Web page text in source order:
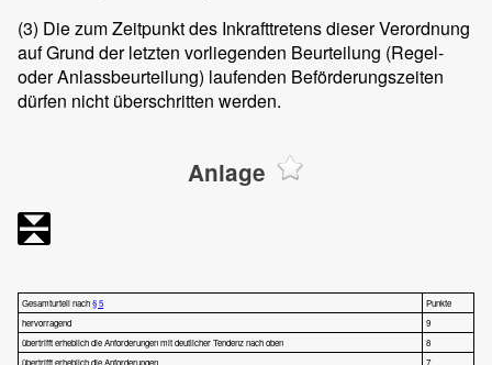
(3) Die zum Zeitpunkt des Inkrafttretens dieser Verordnung
auf Grund der letzten vorliegenden Beurteilung (Regel-
oder Anlassbeurteilung) laufenden Beförderungszeiten
dürfen nicht überschritten werden.
Anlage
Gesamturteil nach§ 5
Punkte
hervorragend
9
übertrifft erheblich die Anforderungen mit deutlicher Tendenz nach oben
8
übertrifft erheblich die Anforderungen
7